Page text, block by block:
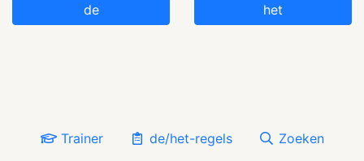
de het
Trainer de/het-regels
Zoeken